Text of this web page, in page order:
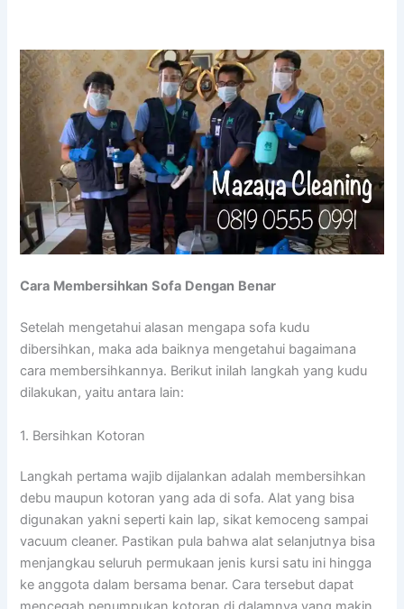
Cara Membersihkan Sofa Dengan Benar
Setelah mengetahui alasan mengapa sofa kudu
dibersihkan, maka ada baiknya mengetahui bagaimana
cara membersihkannya. Berikut inilah langkah yang kudu
dilakukan, yaitu antara lain:
1. Bersihkan Kotoran
Langkah pertama wajib dijalankan adalah membersihkan
debu maupun kotoran yang ada di sofa. Alat yang bisa
digunakan yakni seperti kain lap, sikat kemoceng sampai
vacuum cleaner. Pastikan pula bahwa alat selanjutnya bisa
menjangkau seluruh permukaan jenis kursi satu ini hingga
ke anggota dalam bersama benar. Cara tersebut dapat